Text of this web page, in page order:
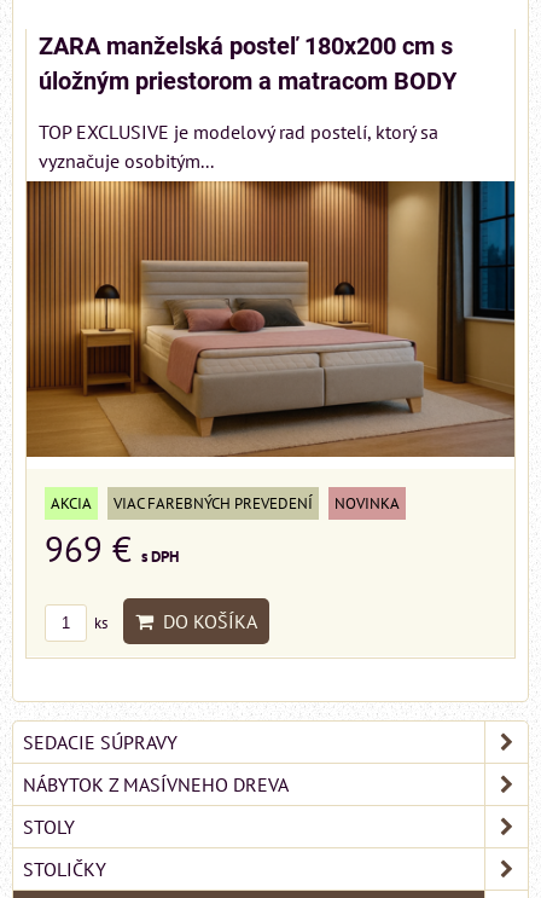
ZARA manželská posteľ 180x200 cm s
úložným priestorom a matracom BODY
TOP EXCLUSIVE je modelový rad postelí, ktorý sa
vyznačuje osobitým...
AKCIA VIAC FAREBNÝCH PREVEDENÍ NOVINKA
969 € s DPH
ks DO KOŠÍKA
SEDACIE SÚPRAVY
NÁBYTOK Z MASÍVNEHO DREVA
STOLY
STOLIČKY